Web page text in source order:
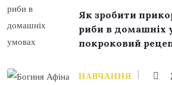
Як зробити
риби в домашніх
покроковий
НАВЧАННЯ